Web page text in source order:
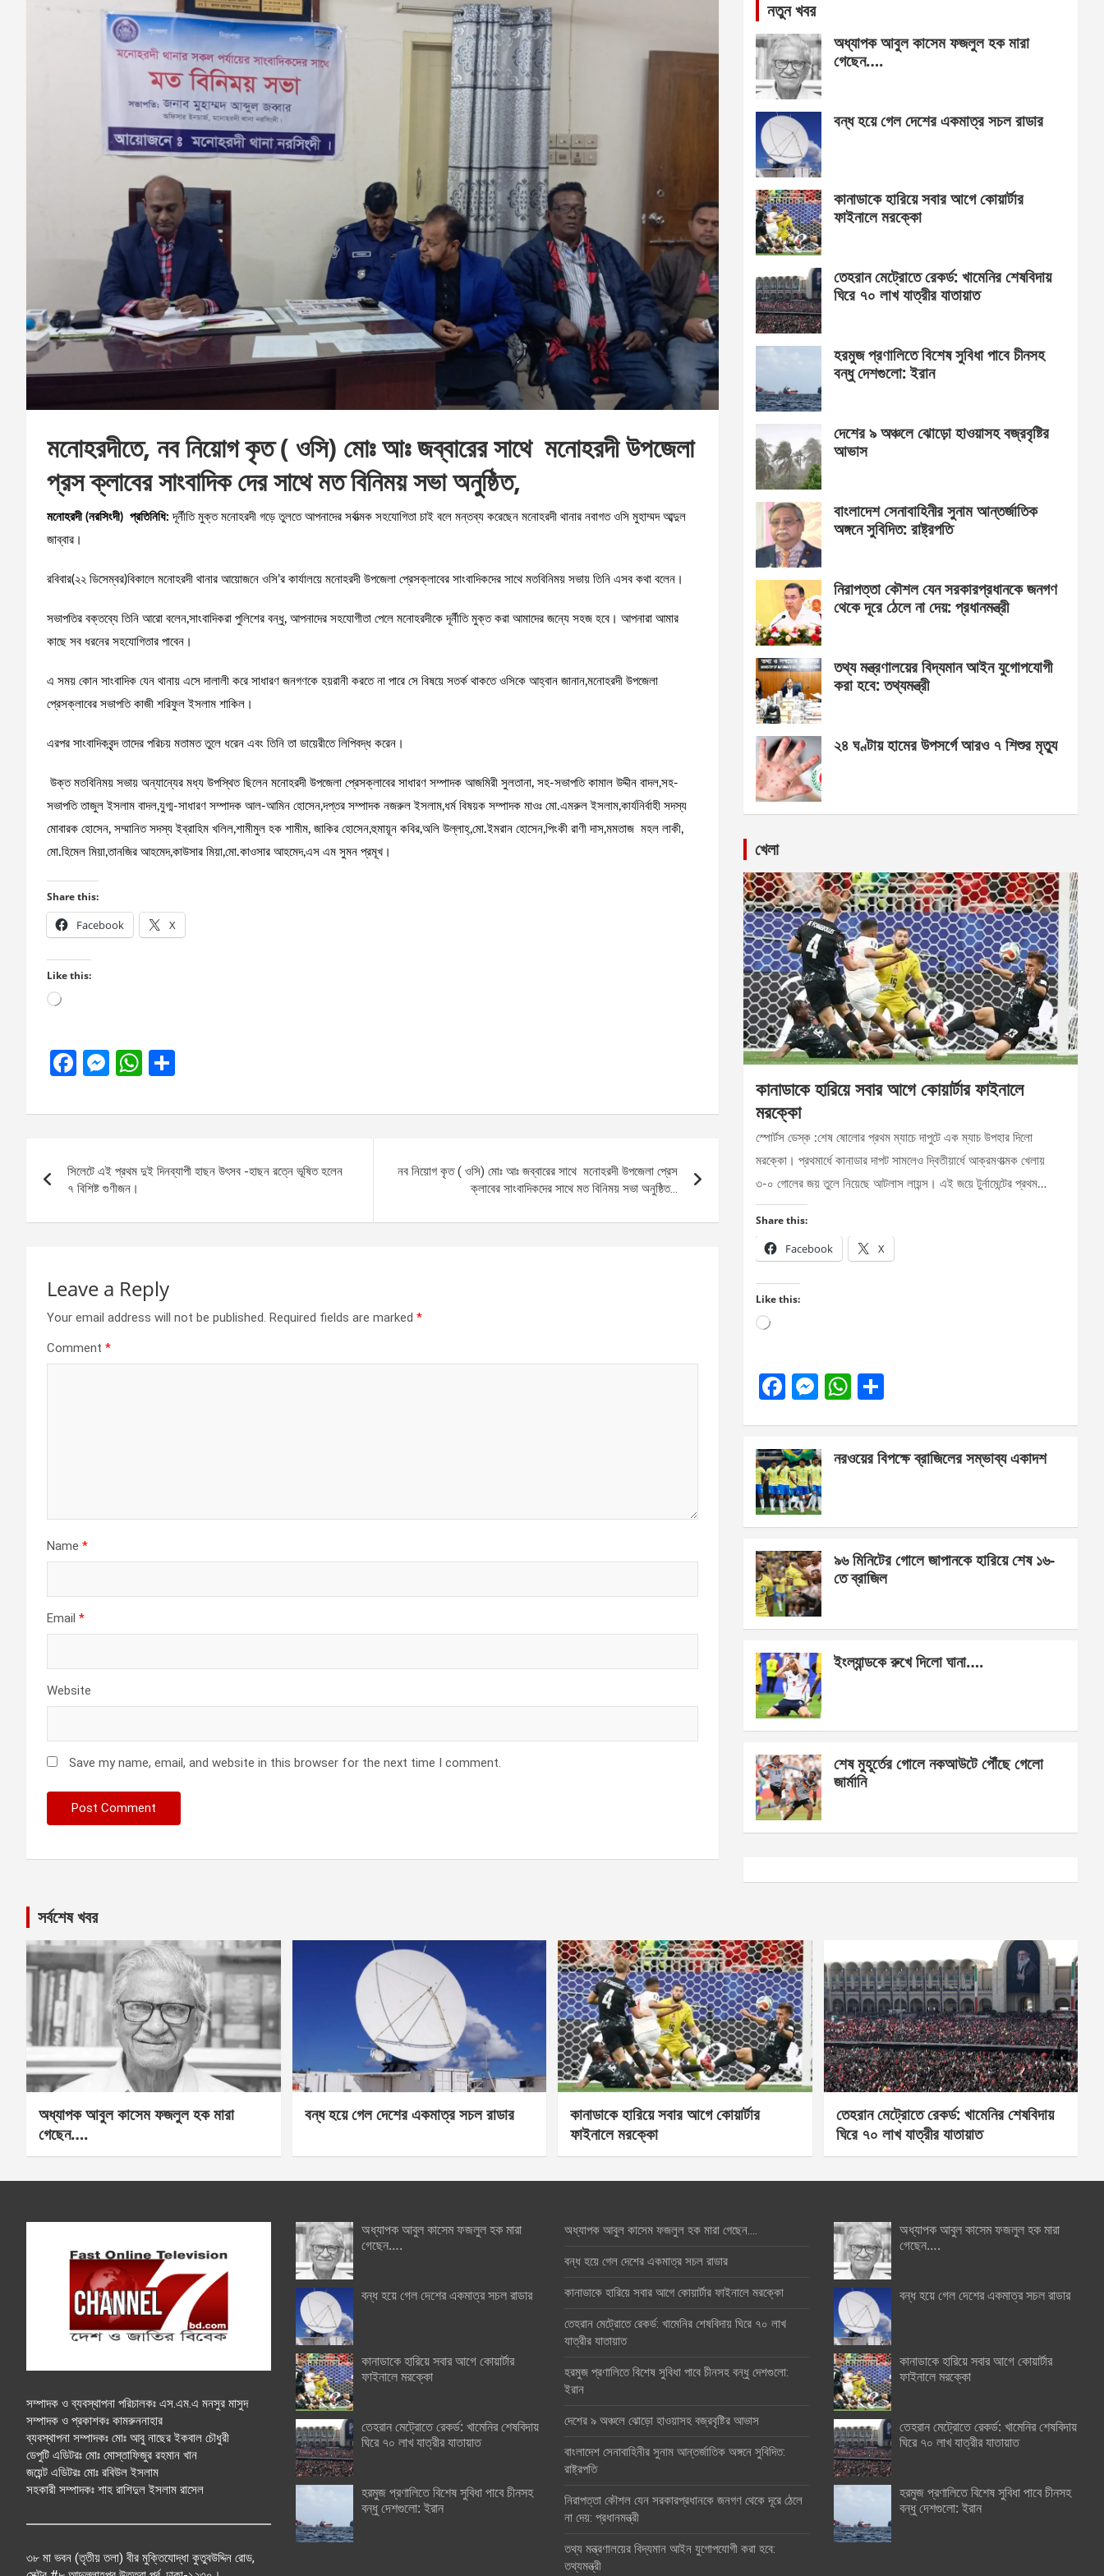
মনোহরদীতে, নব নিয়োগ কৃত ( ওসি) মোঃ আঃ জব্বারের সাথে মনোহরদী উপজেলা
প্রস ক্লাবের সাংবাদিক দের সাথে মত বিনিময় সভা অনুষ্ঠিত,
মনোহরদী (নরসিংদী) প্রতিনিধি: দূর্নীতি মুক্ত মনোহরদী গড়ে তুলতে আপনাদের সর্বাত্মক সহযোগিতা চাই বলে মন্তব্য করেছেন মনোহরদী থানার নবাগত ওসি মুহাম্মদ আব্দুল
জাব্বার।
রবিবার(২২ ডিসেম্বর)বিকালে মনোহরদী থানার আয়োজনে ওসি’র কার্যালয়ে মনোহরদী উপজেলা প্রেসক্লাবের সাংবাদিকদের সাথে মতবিনিময় সভায় তিনি এসব কথা বলেন।
সভাপতির বক্তব্যে তিনি আরো বলেন,সাংবাদিকরা পুলিশের বন্ধু, আপনাদের সহযোগীতা পেলে মনোহরদীকে দূর্নীতি মুক্ত করা আমাদের জন্যে সহজ হবে। আপনারা আমার
কাছে সব ধরনের সহযোগিতার পাবেন।
এ সময় কোন সাংবাদিক যেন থানায় এসে দালালী করে সাধারণ জনগণকে হয়রানী করতে না পারে সে বিষয়ে সতর্ক থাকতে ওসিকে আহ্বান জানান,মনোহরদী উপজেলা
প্রেসক্লাবের সভাপতি কাজী শরিফুল ইসলাম শাকিল।
এরপর সাংবাদিকবৃন্দ তাদের পরিচয় মতামত তুলে ধরেন এবং তিনি তা ডায়েরীতে লিপিবদ্ধ করেন।
উক্ত মতবিনিময় সভায় অন্যান্যের মধ্য উপস্থিত ছিলেন মনোহরদী উপজেলা প্রেসক্লাবের সাধারণ সম্পাদক আজমিরী সুলতানা, সহ-সভাপতি কামাল উদ্দীন বাদল,সহ-
সভাপতি তাজুল ইসলাম বাদল,যুগ্ম-সাধারণ সম্পাদক আল-আমিন হোসেন,দপ্তর সম্পাদক নজরুল ইসলাম,ধর্ম বিষয়ক সম্পাদক মাওঃ মো.এমরুল ইসলাম,কার্যনির্বাহী সদস্য
মোবারক হোসেন, সম্মানিত সদস্য ইব্রাহিম খলিল,শামীমুল হক শামীম, জাকির হোসেন,হুমায়ূন কবির,অলি উল্লাহ্,মো.ইমরান হোসেন,পিংকী রাণী দাস,মমতাজ মহল লাকী,
মো.হিমেল মিয়া,তানজির আহমেদ,কাউসার মিয়া,মো.কাওসার আহমেদ,এস এম সুমন প্রমূখ।
Share this:
Facebook X
Like this:
Loading…
F
ce
o
o
k
M
se
g
er
W
at
A
p
ar
navigation
সিলেটে এই প্রথম দুই দিনব্যাপী হাছন উৎসব -হাছন রত্নে ভূষিত হলেন
৭ বিশিষ্ট গুণীজন।
নব নিয়োগ কৃত ( ওসি) মোঃ আঃ জব্বারের সাথে মনোহরদী উপজেলা প্রেস
ক্লাবের সাংবাদিকদের সাথে মত বিনিময় সভা অনুষ্ঠিত…
Leave a Reply
Your email address will not be published. Required fields are marked *
Comment *
Name *
Email *
Website
Save my name, email, and website in this browser for the next time I comment.
নতুন খবর
অধ্যাপক আবুল কাসেম ফজলুল হক মারা
গেছেন….
বন্ধ হয়ে গেল দেশের একমাত্র সচল রাডার
কানাডাকে হারিয়ে সবার আগে কোয়ার্টার
ফাইনালে মরক্কো
তেহরান মেট্রোতে রেকর্ড: খামেনির শেষবিদায়
ঘিরে ৭০ লাখ যাত্রীর যাতায়াত
হরমুজ প্রণালিতে বিশেষ সুবিধা পাবে চীনসহ
বন্ধু দেশগুলো: ইরান
দেশের ৯ অঞ্চলে ঝোড়ো হাওয়াসহ বজ্রবৃষ্টির
আভাস
বাংলাদেশ সেনাবাহিনীর সুনাম আন্তর্জাতিক
অঙ্গনে সুবিদিত: রাষ্ট্রপতি
নিরাপত্তা কৌশল যেন সরকারপ্রধানকে জনগণ
থেকে দূরে ঠেলে না দেয়: প্রধানমন্ত্রী
তথ্য মন্ত্রণালয়ের বিদ্যমান আইন যুগোপযোগী
করা হবে: তথ্যমন্ত্রী
২৪ ঘণ্টায় হামের উপসর্গে আরও ৭ শিশুর মৃত্যু
খেলা
কানাডাকে হারিয়ে সবার আগে কোয়ার্টার ফাইনালে
মরক্কো
স্পোর্টস ডেস্ক :শেষ ষোলোর প্রথম ম্যাচে দাপুটে এক ম্যাচ উপহার দিলো
মরক্কো। প্রথমার্ধে কানাডার দাপট সামলেও দ্বিতীয়ার্ধে আক্রমণাত্মক খেলায়
৩-০ গোলের জয় তুলে নিয়েছে আটলাস লায়ন্স। এই জয়ে টুর্নামেন্টের প্রথম…
Share this:
Facebook X
Like this:
Loading…
F
b
o
o
k
M
n
g
er
W
s
e
নরওয়ের বিপক্ষে ব্রাজিলের সম্ভাব্য একাদশ
৯৬ মিনিটের গোলে জাপানকে হারিয়ে শেষ ১৬-
তে ব্রাজিল
ইংল্যান্ডকে রুখে দিলো ঘানা….
শেষ মুহূর্তের গোলে নকআউটে পৌঁছে গেলো
জার্মানি
সর্বশেষ খবর
অধ্যাপক আবুল কাসেম ফজলুল হক মারা
গেছেন….
বন্ধ হয়ে গেল দেশের একমাত্র সচল রাডার
কানাডাকে হারিয়ে সবার আগে কোয়ার্টার
ফাইনালে মরক্কো
তেহরান মেট্রোতে রেকর্ড: খামেনির শেষবিদায়
ঘিরে ৭০ লাখ যাত্রীর যাতায়াত
সম্পাদক ও ব্যবস্থাপনা পরিচালকঃ এস.এম.এ মনসুর মাসুদ
সম্পাদক ও প্রকাশকঃ কামরুননাহার
ব্যবস্থাপনা সম্পাদকঃ মোঃ আবু নাছের ইকবাল চৌধুরী
ডেপুটি এডিটরঃ মোঃ মোস্তাফিজুর রহমান খান
জয়েন্ট এডিটরঃ মোঃ রবিউল ইসলাম
সহকারী সম্পাদকঃ শাহ রাশিদুল ইসলাম রাসেল
৩৮ মা ভবন (তৃতীয় তলা) বীর মুক্তিযোদ্ধা কুতুবউদ্দিন রোড,
অধ্যাপক আবুল কাসেম ফজলুল হক মারা
গেছেন….
বন্ধ হয়ে গেল দেশের একমাত্র সচল রাডার
কানাডাকে হারিয়ে সবার আগে কোয়ার্টার
ফাইনালে মরক্কো
তেহরান মেট্রোতে রেকর্ড: খামেনির শেষবিদায়
ঘিরে ৭০ লাখ যাত্রীর যাতায়াত
হরমুজ প্রণালিতে বিশেষ সুবিধা পাবে চীনসহ
বন্ধু দেশগুলো: ইরান
অধ্যাপক আবুল কাসেম ফজলুল হক মারা গেছেন….
বন্ধ হয়ে গেল দেশের একমাত্র সচল রাডার
কানাডাকে হারিয়ে সবার আগে কোয়ার্টার ফাইনালে মরক্কো
তেহরান মেট্রোতে রেকর্ড: খামেনির শেষবিদায় ঘিরে ৭০ লাখ
যাত্রীর যাতায়াত
হরমুজ প্রণালিতে বিশেষ সুবিধা পাবে চীনসহ বন্ধু দেশগুলো:
ইরান
দেশের ৯ অঞ্চলে ঝোড়ো হাওয়াসহ বজ্রবৃষ্টির আভাস
বাংলাদেশ সেনাবাহিনীর সুনাম আন্তর্জাতিক অঙ্গনে সুবিদিত:
রাষ্ট্রপতি
নিরাপত্তা কৌশল যেন সরকারপ্রধানকে জনগণ থেকে দূরে ঠেলে
না দেয়: প্রধানমন্ত্রী
তথ্য মন্ত্রণালয়ের বিদ্যমান আইন যুগোপযোগী করা হবে:
তথ্যমন্ত্রী
অধ্যাপক আবুল কাসেম ফজলুল হক মারা
গেছেন….
বন্ধ হয়ে গেল দেশের একমাত্র সচল রাডার
কানাডাকে হারিয়ে সবার আগে কোয়ার্টার
ফাইনালে মরক্কো
তেহরান মেট্রোতে রেকর্ড: খামেনির শেষবিদায়
ঘিরে ৭০ লাখ যাত্রীর যাতায়াত
হরমুজ প্রণালিতে বিশেষ সুবিধা পাবে চীনসহ
বন্ধু দেশগুলো: ইরান